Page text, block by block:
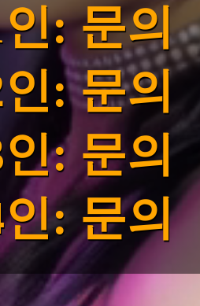
: 문의
: 문의
: 문의
: 문의